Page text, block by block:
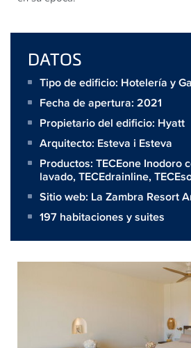
DATOS
Tipo de edificio: Hotelería y
Fecha de apertura: 2021
Propietario del edificio: Hyatt
Arquitecto: Esteva i Esteva
Productos: TECEone Inodoro
lavado,TECEdrainline,
Sitio web: La Zambra Resort
197 habitaciones y suites